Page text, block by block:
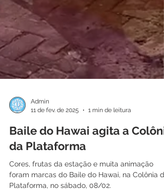
11 de fev. de 2025
Baile do Hawai agita a
da Plataforma